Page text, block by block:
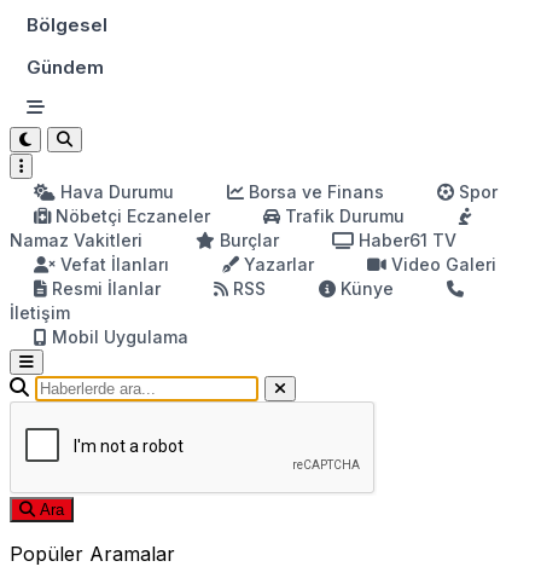
Bölgesel
Gündem
Hava Durumu Borsa ve Finans
Spor
Nöbetçi Eczaneler
Trafik Durumu
Namaz Vakitleri
Burçlar
Haber61 TV
Vefat İlanları
Yazarlar
Video Galeri
Resmi İlanlar
RSS
Künye
İletişim
Mobil Uygulama
Ara
Popüler Aramalar